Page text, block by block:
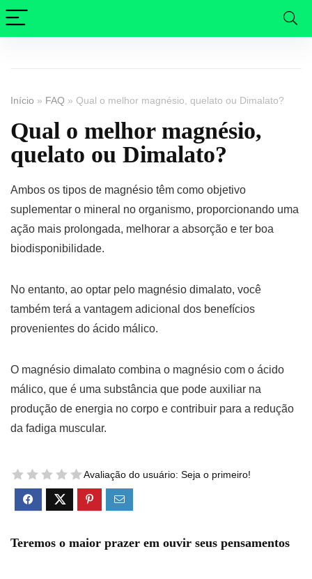
Início » FAQ » Qual o melhor magnésio, quelato ou Dimalato?
Qual o melhor magnésio,
quelato ou Dimalato?
Ambos os tipos de magnésio têm como objetivo
suplementar o mineral no organismo, proporcionando uma
ação mais prolongada, melhorar a absorção e ter boa
biodisponibilidade.
No entanto, ao optar pelo magnésio dimalato, você
também terá a vantagem adicional dos benefícios
provenientes do ácido málico.
O magnésio dimalato combina o magnésio com o ácido
málico, que é uma substância que pode auxiliar na
produção de energia no corpo e contribuir para a redução
da fadiga muscular.
Avaliação do usuário: Seja o primeiro!
Teremos o maior prazer em ouvir seus pensamentos